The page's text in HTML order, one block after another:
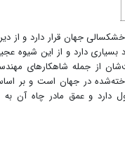
جهان قرار دارد و از
دارد و از این شیوه
از جمله شاهکارهای
در جهان است و بر